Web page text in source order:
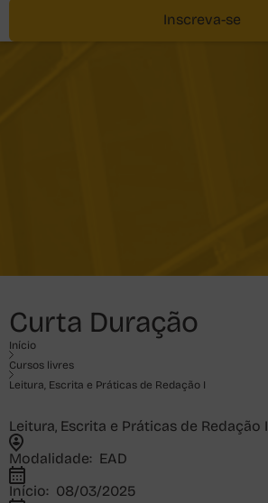
Inscreva-se
Curta Duração
Início
Cursos livres
Leitura, Escrita e Práticas de Redação I
Leitura, Escrita e Práticas de Redação I
Modalidade: EAD
Início: 08/03/2025